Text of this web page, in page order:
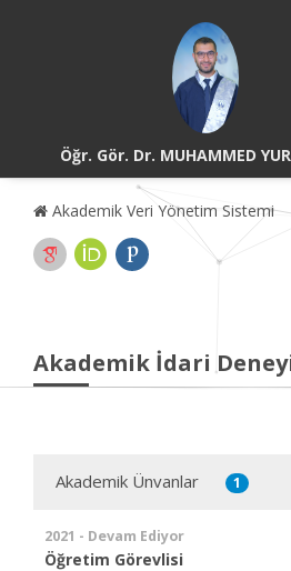
Öğr. Gör. Dr. MUHAMMED
Akademik Veri Yönetim Sistemi
Akademik İdari
Akademik Ünvanlar 1
2021 - Devam Ediyor
Öğretim Görevlisi